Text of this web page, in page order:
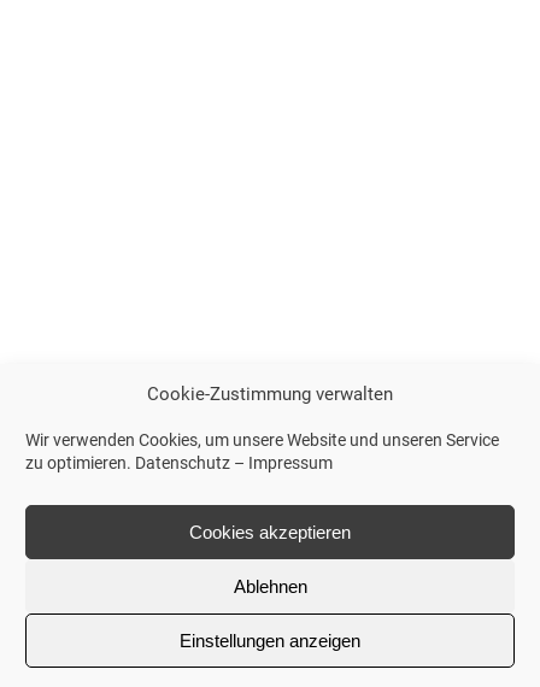
Cookie-Zustimmung verwalten
Wir verwenden Cookies, um unsere Website und unseren Service
zu optimieren. Datenschutz – Impressum
Cookies akzeptieren
Ablehnen
Einstellungen anzeigen